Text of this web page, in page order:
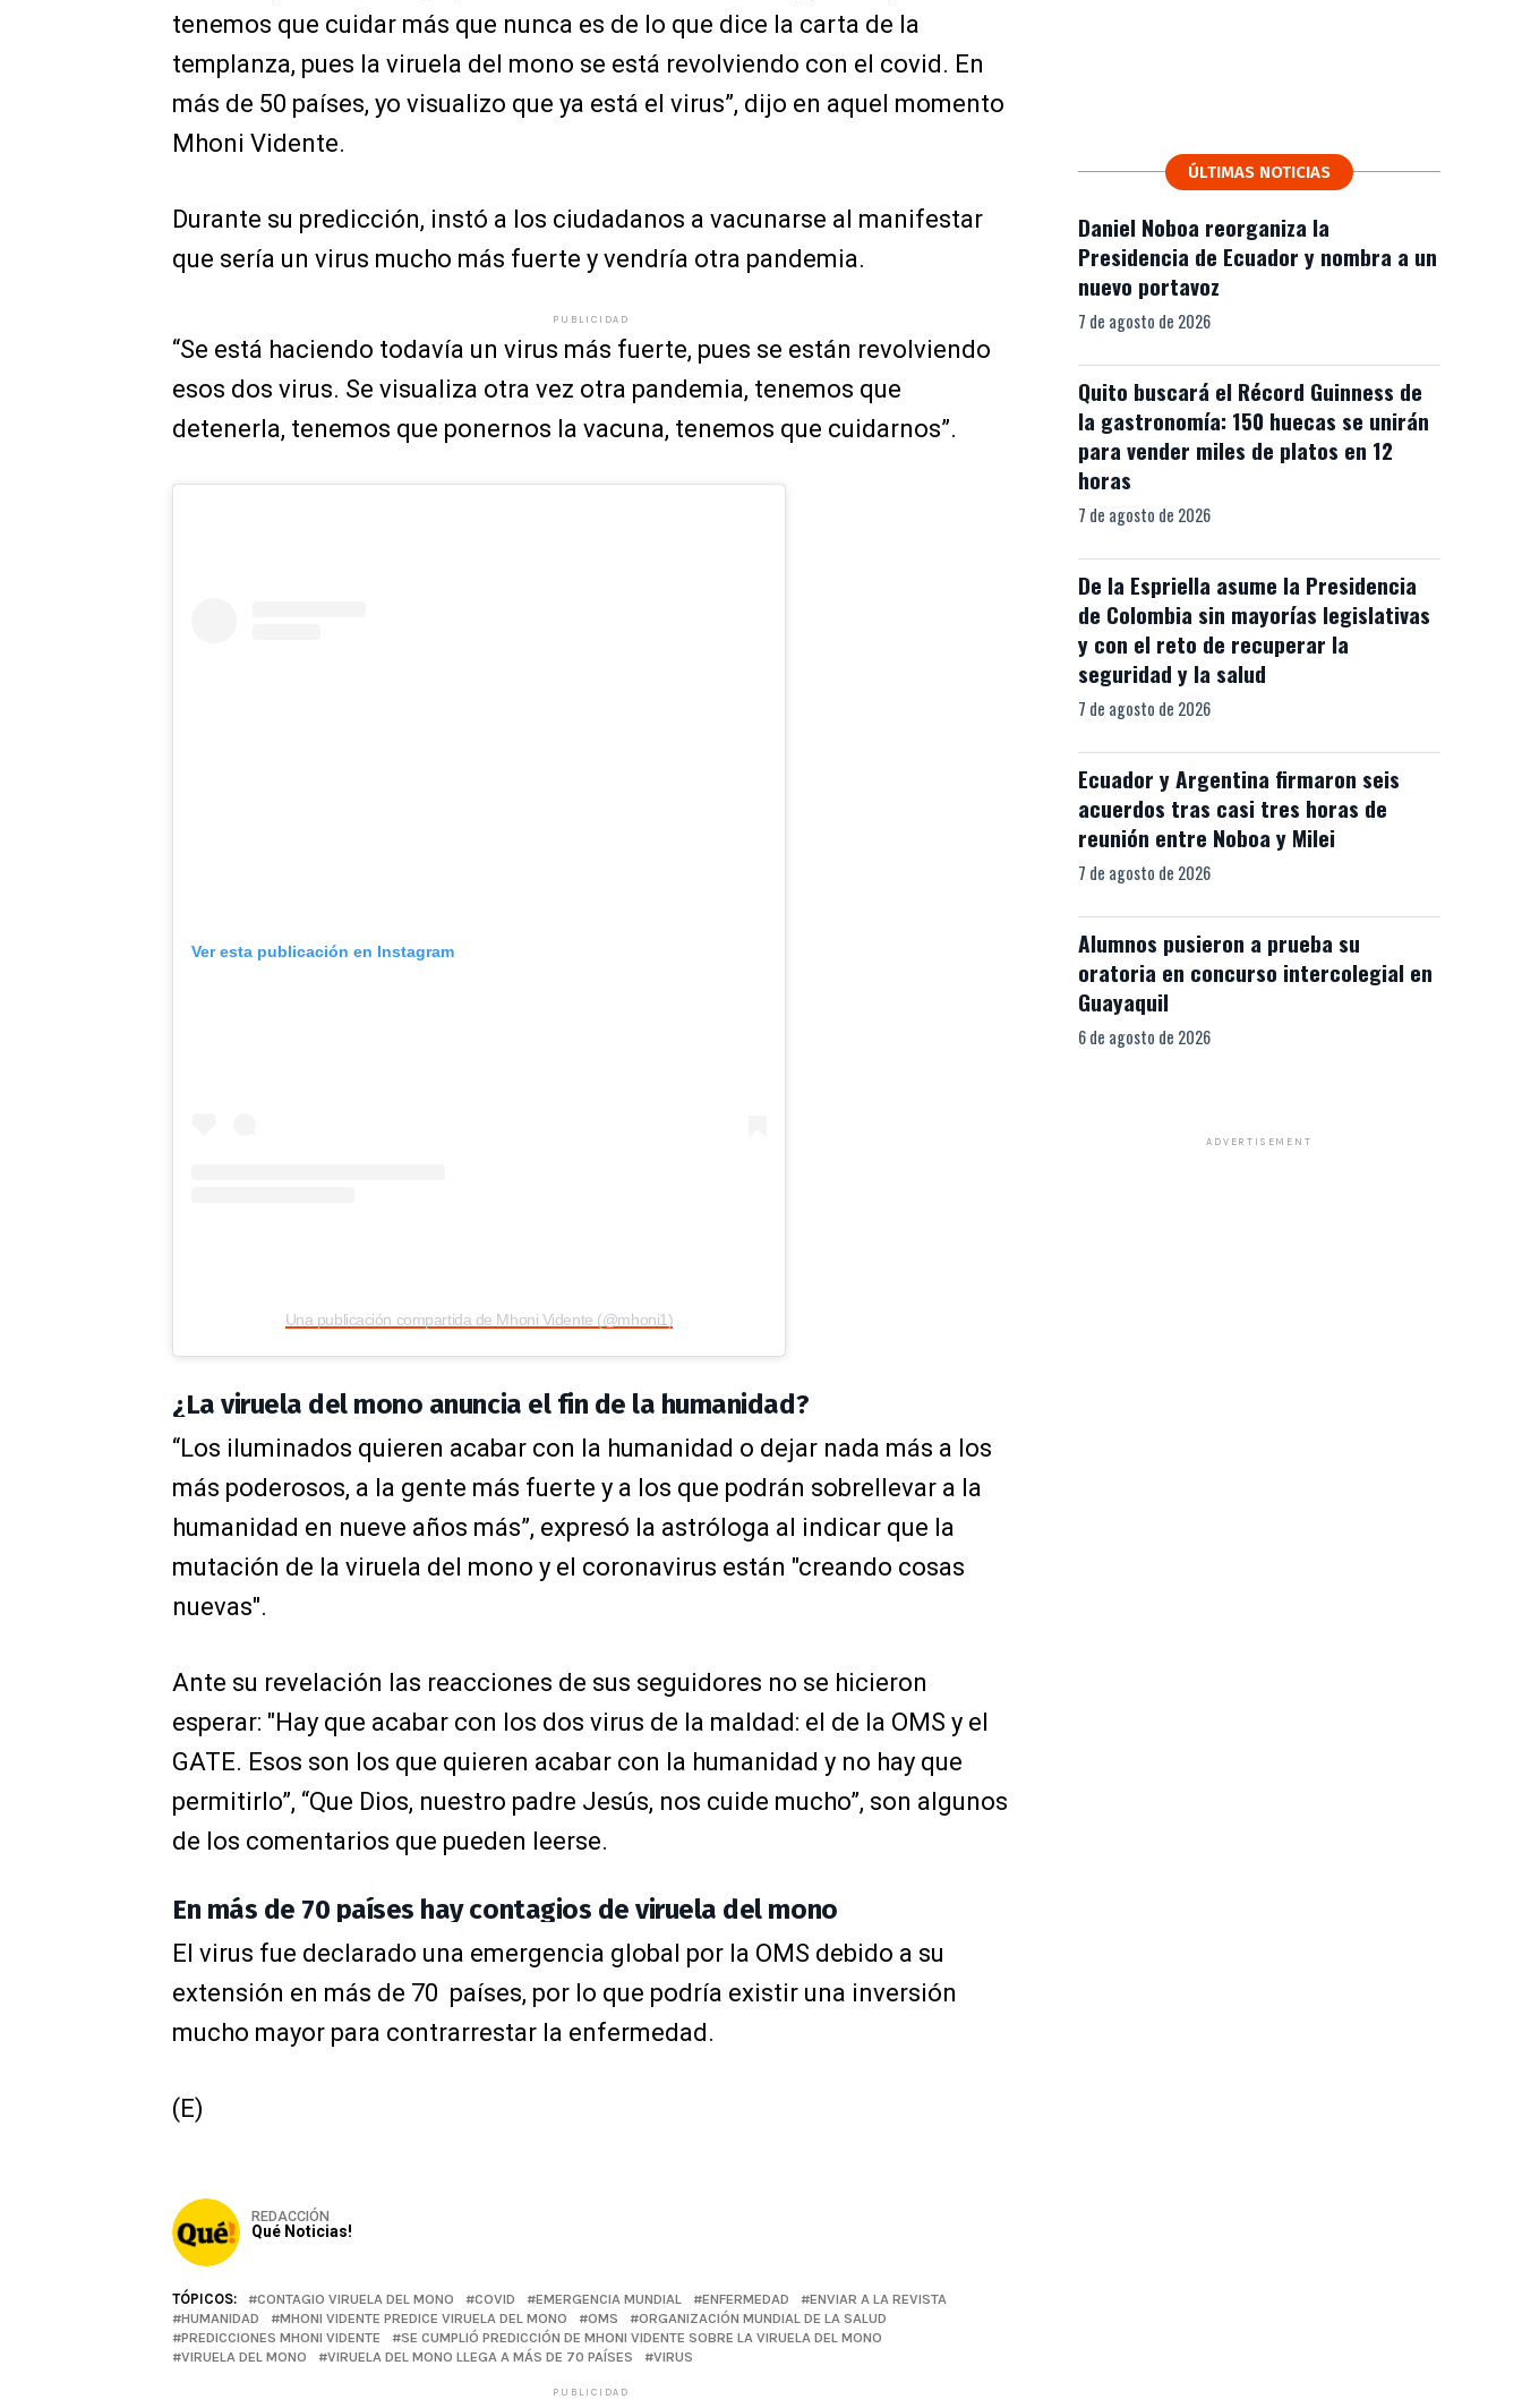
tenemos que cuidar más que nunca es de lo que dice la carta de la
templanza, pues la viruela del mono se está revolviendo con el covid. En
más de 50 países, yo visualizo que ya está el virus”, dijo en aquel momento
Mhoni Vidente.
Durante su predicción, instó a los ciudadanos a vacunarse al manifestar
que sería un virus mucho más fuerte y vendría otra pandemia.
PUBLICIDAD
“Se está haciendo todavía un virus más fuerte, pues se están revolviendo
esos dos virus. Se visualiza otra vez otra pandemia, tenemos que
detenerla, tenemos que ponernos la vacuna, tenemos que cuidarnos”.
Ver esta publicación en Instagram
Una publicación compartida de Mhoni Vidente (@mhoni1)
¿La viruela del mono anuncia el fin de la humanidad?
“Los iluminados quieren acabar con la humanidad o dejar nada más a los
más poderosos, a la gente más fuerte y a los que podrán sobrellevar a la
humanidad en nueve años más”, expresó la astróloga al indicar que la
mutación de la viruela del mono y el coronavirus están "creando cosas
nuevas".
Ante su revelación las reacciones de sus seguidores no se hicieron
esperar: "Hay que acabar con los dos virus de la maldad: el de la OMS y el
GATE. Esos son los que quieren acabar con la humanidad y no hay que
permitirlo”, “Que Dios, nuestro padre Jesús, nos cuide mucho”, son algunos
de los comentarios que pueden leerse.
En más de 70 países hay contagios de viruela del mono
El virus fue declarado una emergencia global por la OMS debido a su
extensión en más de 70 países, por lo que podría existir una inversión
mucho mayor para contrarrestar la enfermedad.
(E)
REDACCIÓN
Qué Noticias!
TÓPICOS: CONTAGIO VIRUELA DEL MONO COVID EMERGENCIA MUNDIAL ENFERMEDAD
ENVIAR A LA REVISTA
HUMANIDAD
MHONI VIDENTE PREDICE VIRUELA DEL MONO OMS
ORGANIZACIÓN MUNDIAL DE LA SALUD
PREDICCIONES MHONI VIDENTE
SE CUMPLIÓ PREDICCIÓN DE MHONI VIDENTE SOBRE LA VIRUELA DEL MONO
VIRUELA DEL MONO
VIRUELA DEL MONO LLEGA A MÁS DE 70 PAÍSES VIRUS
PUBLICIDAD
ÚLTIMAS NOTICIAS
Daniel Noboa reorganiza la
Presidencia de Ecuador y nombra a un
nuevo portavoz
7 de agosto de 2026
Quito buscará el Récord Guinness de
la gastronomía: 150 huecas se unirán
para vender miles de platos en 12
horas
7 de agosto de 2026
De la Espriella asume la Presidencia
de Colombia sin mayorías legislativas
y con el reto de recuperar la
seguridad y la salud
7 de agosto de 2026
Ecuador y Argentina firmaron seis
acuerdos tras casi tres horas de
reunión entre Noboa y Milei
7 de agosto de 2026
Alumnos pusieron a prueba su
oratoria en concurso intercolegial en
Guayaquil
6 de agosto de 2026
ADVERTISEMENT